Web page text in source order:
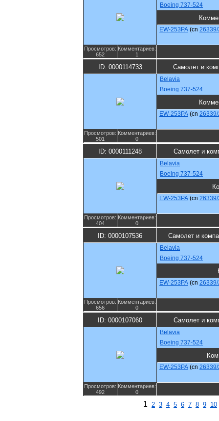
Boeing 737-524
EW-253PA (cn
Просмотров:
652
Комментариев:
1
ID: 0000114733 Самолет и
Belavia
Boeing 737-524
EW-253PA (cn
Просмотров:
501
Комментариев:
0
ID: 0000111248 Самолет и
Belavia
Boeing 737-524
EW-253PA (cn
Просмотров:
404
Комментариев:
0
ID: 0000107536 Самолет и
Belavia
Boeing 737-524
EW-253PA (cn
Просмотров:
656
Комментариев:
0
ID: 0000107060 Самолет и
Belavia
Boeing 737-524
EW-253PA (cn
Просмотров:
492
Комментариев:
0
1 2 3 4 5 6 7 8 9 10